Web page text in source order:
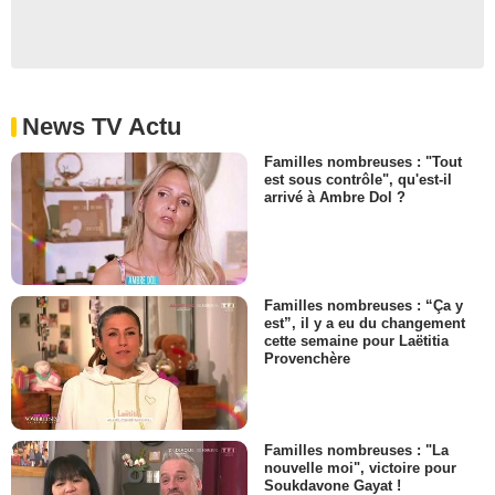
News TV Actu
Familles nombreuses : "Tout
est sous contrôle", qu'est-il
arrivé à Ambre Dol ?
Familles nombreuses : “Ça y
est”, il y a eu du changement
cette semaine pour Laëtitia
Provenchère
Familles nombreuses : "La
nouvelle moi", victoire pour
Soukdavone Gayat !